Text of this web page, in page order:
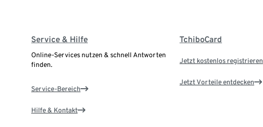
Service & Hilfe
Online-Services nutzen & schnell Antworten
finden.
Service-Bereich
Hilfe & Kontakt
TchiboCard
Jetzt kostenlos registrieren
Jetzt Vorteile entdecken